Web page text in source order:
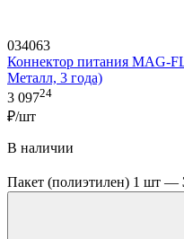
034063
Коннектор питания MAG-
Металл, 3 года)
3 09724
₽/шт
В наличии
Пакет (полиэтилен) 1 шт —